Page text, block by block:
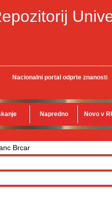
Nacionalni portal odprte znanosti
Napredno Novo v